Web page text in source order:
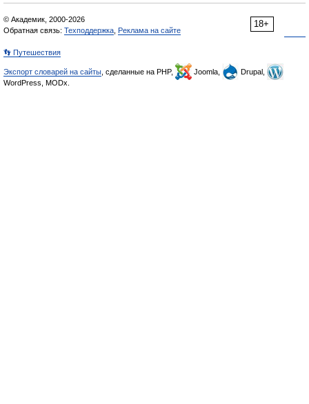
18+
© Академик, 2000-2026
Обратная связь: Техподдержка Реклама на сайте
👣 Путешествия
Экспорт словарей на сайты , сделанные на PHP, Joomla,
Drupal,
WordPress, MODx.